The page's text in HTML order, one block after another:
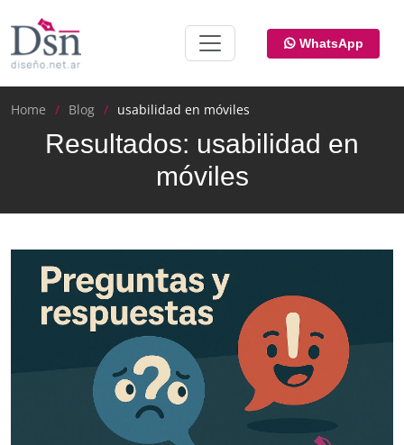
WhatsApp
Home Blog usabilidad en móviles
Resultados: usabilidad en
móviles